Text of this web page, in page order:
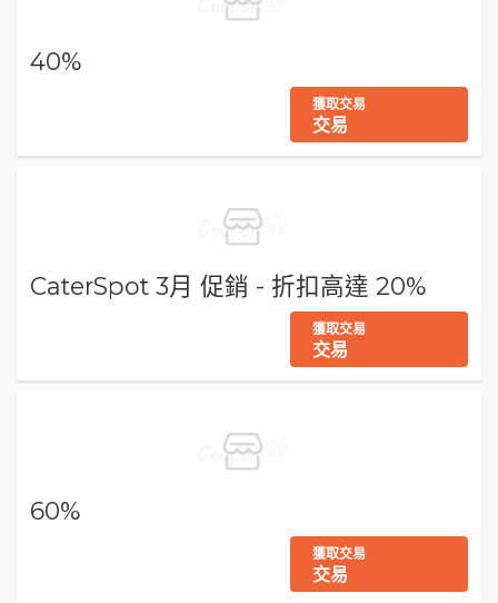
40%
獲取交易
交易
CaterSpot 3月 促銷 - 折扣高達 20%
獲取交易
交易
60%
獲取交易
交易